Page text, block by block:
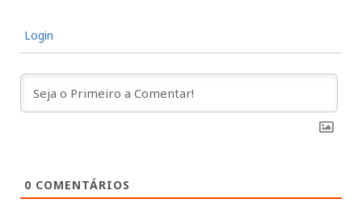
Login
0 COMENTÁRIOS